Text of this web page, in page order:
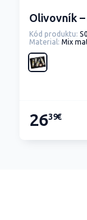
Olivovník
Kód produktu:
Material: Mix
2639€